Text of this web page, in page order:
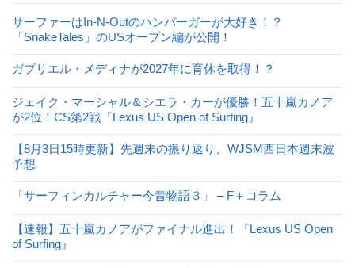
サーファーはIn-N-Outのハンバーガーが大好き！？
「SnakeTales」のUSオープン編が公開！
ガブリエル・メディナが2027年に育休を取得！？
ジェイク・マーシャル＆シエラ・カーが優勝！五十嵐カノア
が2位！CS第2戦『Lexus US Open of Surfing』
【8月3日15時更新】先週末の振り返り、WJSM西日本週末波
予想
「サーフィンカルチャー今昔物語３」 – F＋コラム
【速報】五十嵐カノアがファイナル進出！『Lexus US Open
of Surfing』